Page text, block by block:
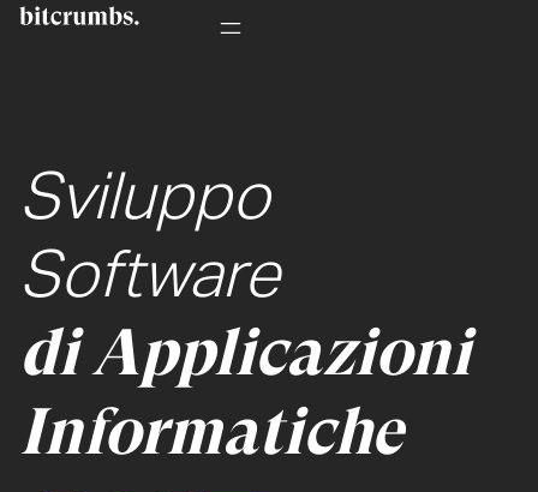
Sviluppo
Software
di Applicazioni
Informatiche